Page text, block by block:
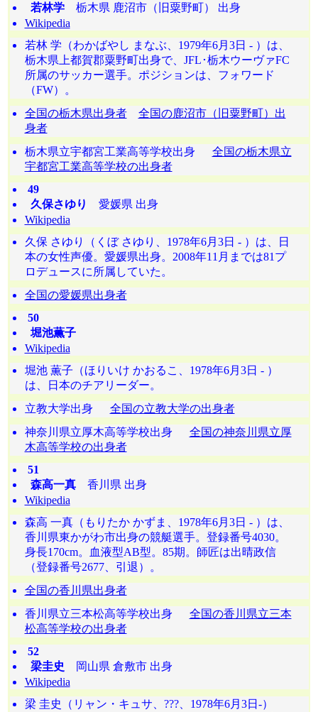
若林学栃木県 鹿沼市（旧粟野町） 出身
Wikipedia
若林 学（わかばやし まなぶ、1979年6月3日 - ）は、
栃木県上都賀郡粟野町出身で、JFL･栃木ウーヴァFC
所属のサッカー選手。ポジションは、フォワード
（FW）。
全国の栃木県出身者
全国の鹿沼市（旧粟野町）出
身者
栃木県立宇都宮工業高等学校出身 全国の栃木県立
宇都宮工業高等学校の出身者
49
久保さゆり
愛媛県 出身
Wikipedia
久保 さゆり（くぼ さゆり、1978年6月3日 - ）は、日
本の女性声優。愛媛県出身。2008年11月までは81プ
ロデュースに所属していた。
全国の愛媛県出身者
50
堀池薫子
Wikipedia
堀池 薫子（ほりいけ かおるこ、1978年6月3日 - ）
は、日本のチアリーダー。
立教大学出身 全国の立教大学の出身者
神奈川県立厚木高等学校出身 全国の神奈川県立厚
木高等学校の出身者
51
森高一真香川県 出身
Wikipedia
森高 一真（もりたか かずま、1978年6月3日 - ）は、
香川県東かがわ市出身の競艇選手。登録番号4030。
身長170cm。血液型AB型。85期。師匠は出晴政信
（登録番号2677、引退）。
全国の香川県出身者
香川県立三本松高等学校出身 全国の香川県立三本
松高等学校の出身者
52
梁圭史 岡山県 倉敷市 出身
Wikipedia
梁 圭史（リャン・キュサ、???、1978年6月3日-）